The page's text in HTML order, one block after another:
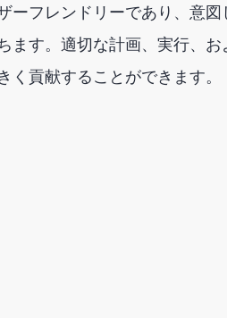
ーフレンドリーであり、意
ます。適切な計画、実行、
貢献することができます。